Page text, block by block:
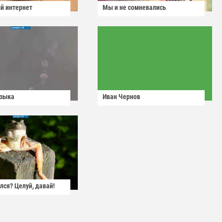
интернет Мы и не сомневались
Иван Чернов
Целуй, давай!